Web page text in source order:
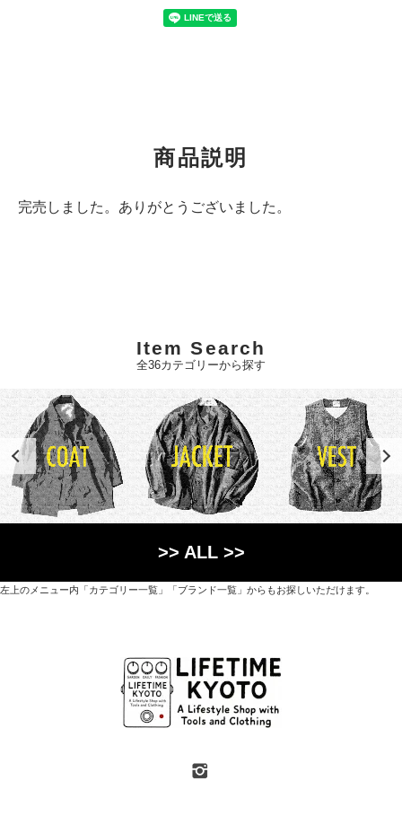
商品説明
完売しました。ありがとうございました。
Item Search
全36カテゴリーから探す
>> ALL >>
左上のメニュー内「カテゴリー一覧」「ブランド一覧」からもお探しいただけます。
オリジナルを含むファッションアイテムが中心の
京都・紫野にあるライフスタイルショップです。
京都府京都市北区紫野上築山町21（1階と2階）
定休日 / 水・日曜